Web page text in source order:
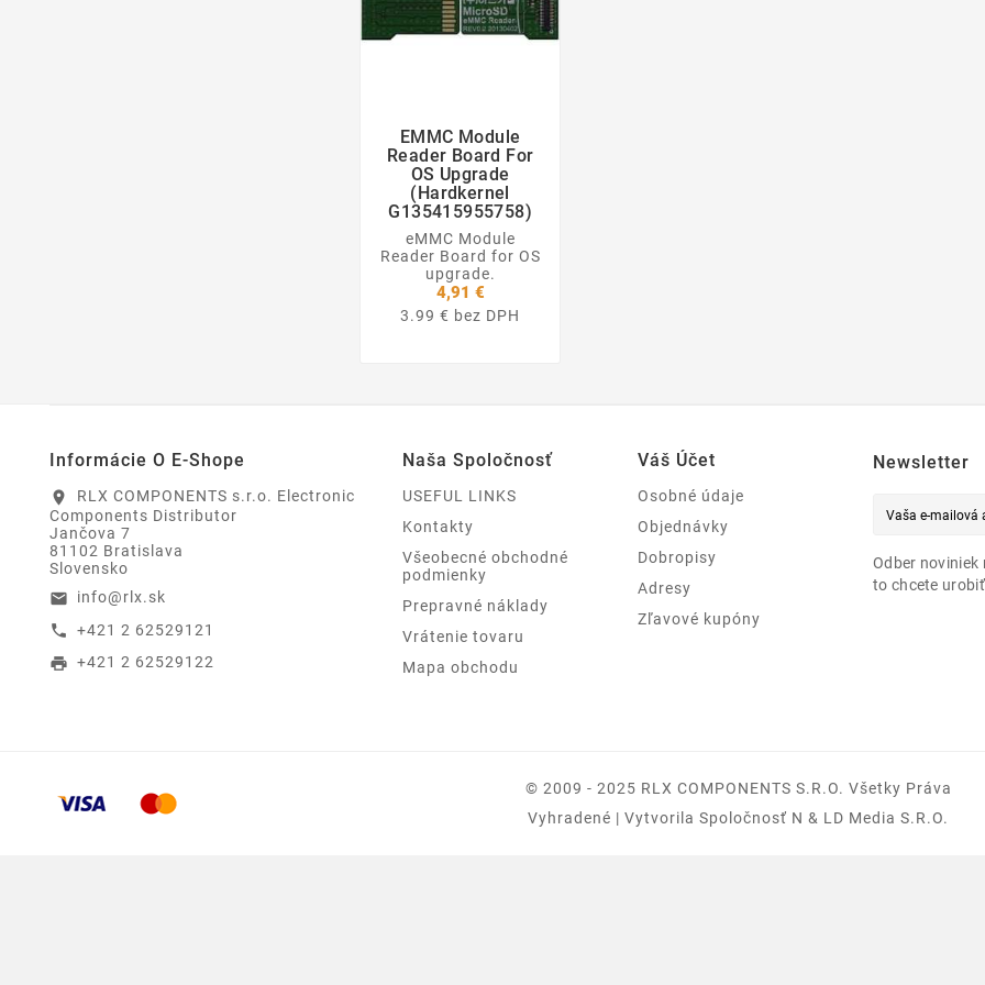
 
EMMC Module
Reader Board For
OS Upgrade
(Hardkernel
G135415955758)
eMMC Module
Reader Board for OS
upgrade.
4,91 €
3.99 € bez DPH
Informácie O E-Shope
location_on
RLX COMPONENTS s.r.o. Electronic
Components Distributor
Jančova 7
81102 Bratislava
Slovensko
email info@rlx.sk
call +421 2 62529121
print +421 2 62529122
Naša Spoločnosť
USEFUL LINKS
Kontakty
Všeobecné obchodné
podmienky
Prepravné náklady
Vrátenie tovaru
Mapa obchodu
Váš Účet
Osobné údaje
Objednávky
Dobropisy
Adresy
Zľavové kupóny
Newsletter
Odber noviniek
to chcete
© 2009 - 2025 RLX COMPONENTS S.r.o. Všetky Práva
Vyhradené | Vytvorila Spoločnosť N & LD Media S.R.O.